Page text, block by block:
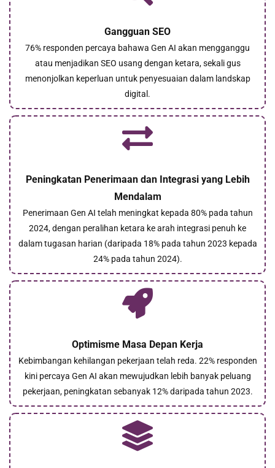
Gangguan SEO
76% responden percaya bahawa Gen AI akan mengganggu
atau menjadikan SEO usang dengan ketara, sekali gus
menonjolkan keperluan untuk penyesuaian dalam landskap
digital.
Peningkatan Penerimaan dan Integrasi yang Lebih
Mendalam
Penerimaan Gen AI telah meningkat kepada 80% pada tahun
2024, dengan peralihan ketara ke arah integrasi penuh ke
dalam tugasan harian (daripada 18% pada tahun 2023 kepada
24% pada tahun 2024).
Optimisme Masa Depan Kerja
Kebimbangan kehilangan pekerjaan telah reda. 22% responden
kini percaya Gen AI akan mewujudkan lebih banyak peluang
pekerjaan, peningkatan sebanyak 12% daripada tahun 2023.